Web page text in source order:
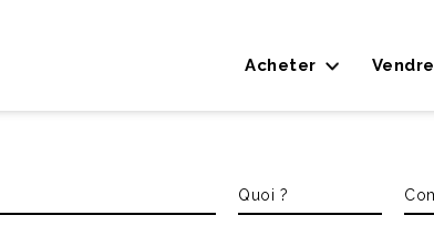
Acheter Vendre